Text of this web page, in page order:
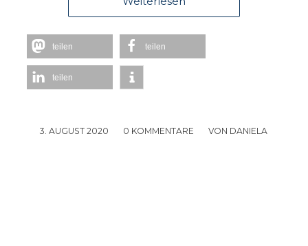
teilen teilen
teilen
3. AUGUST 2020
/ 0 KOMMENTARE
/ VON DANIELA